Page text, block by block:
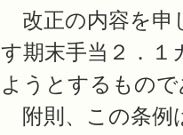
改正の内容を申
す期末手当２．１
ようとするもの
附則、この条例